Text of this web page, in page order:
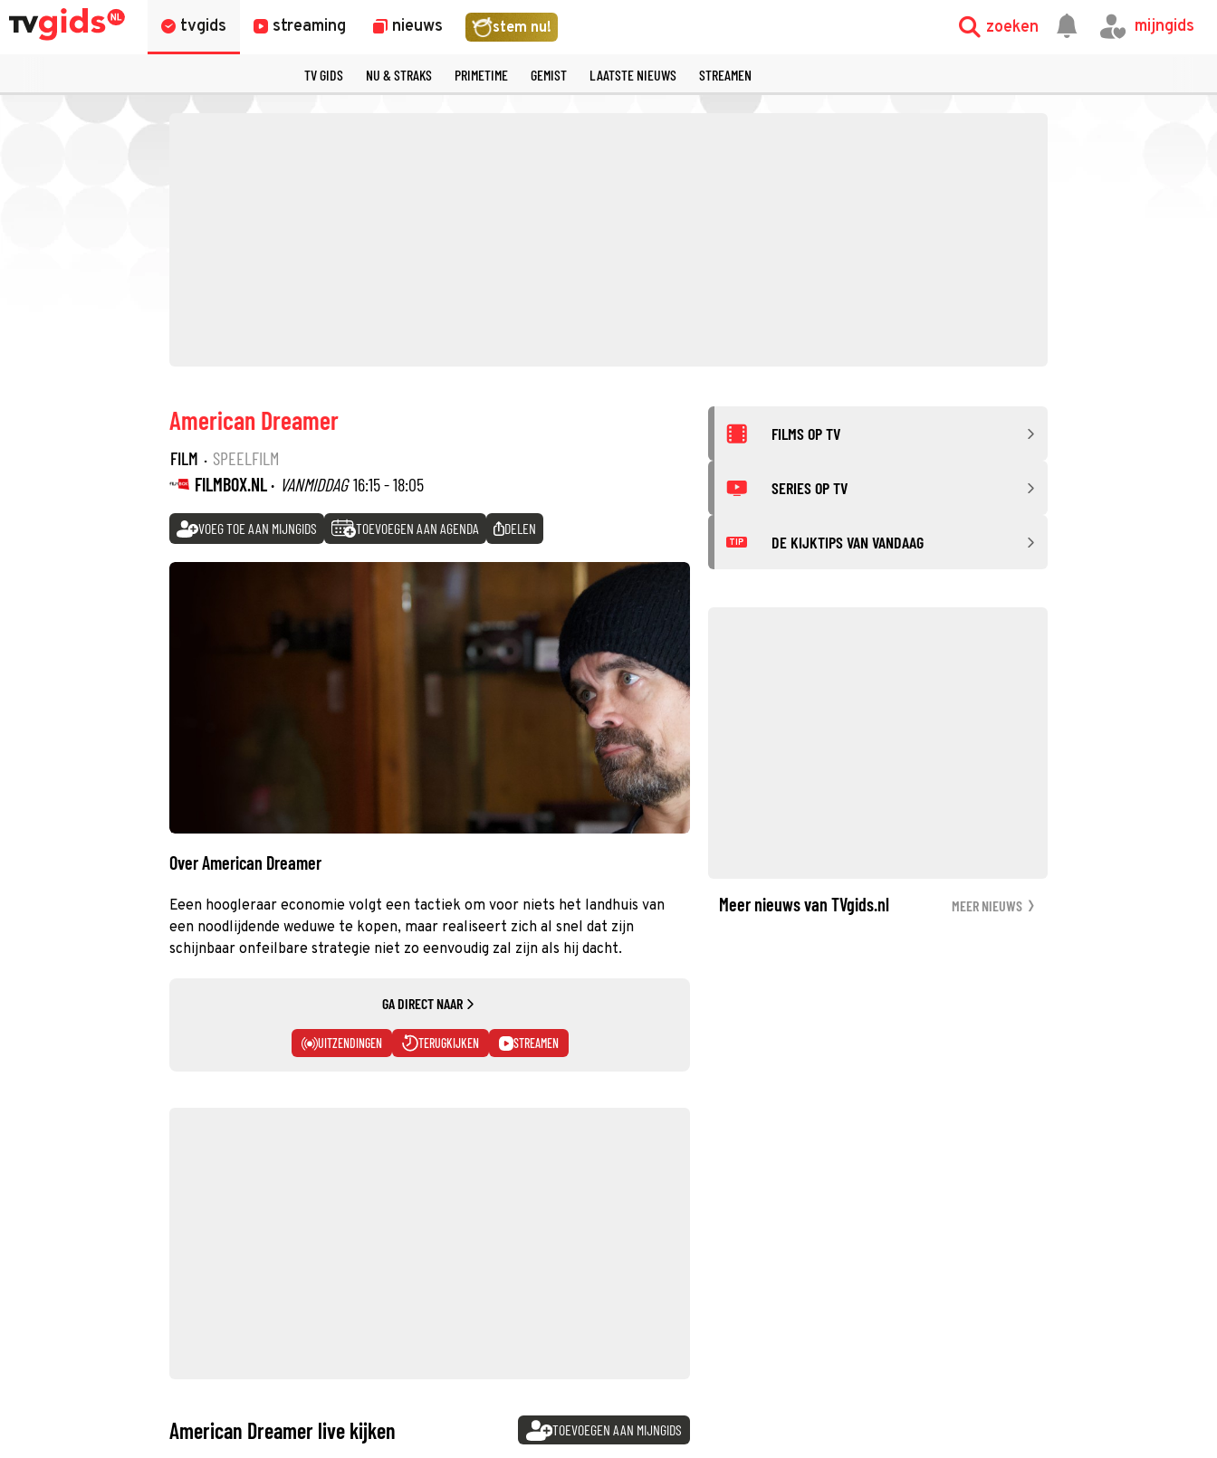
tvgids streaming nieuws stem nu! zoeken mijngids
TV GIDS NU & STRAKS PRIMETIME GEMIST LAATSTE NIEUWS STREAMEN
American Dreamer
FILM · SPEELFILM
FILMBOX.NL · VANMIDDAG 16:15 - 18:05
VOEG TOE AAN MIJNGIDS TOEVOEGEN AAN AGENDA DELEN
Over American Dreamer
Eeen hoogleraar economie volgt een tactiek om voor niets het landhuis van
een noodlijdende weduwe te kopen, maar realiseert zich al snel dat zijn
schijnbaar onfeilbare strategie niet zo eenvoudig zal zijn als hij dacht.
GA DIRECT NAAR
UITZENDINGEN TERUGKIJKEN STREAMEN
American Dreamer live kijken TOEVOEGEN AAN MIJNGIDS
FILMS OP TV
SERIES OP TV
TIP DE KIJKTIPS VAN VANDAAG
Meer nieuws van TVgids.nl MEER NIEUWS